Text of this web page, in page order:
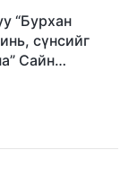
“Бурхан
сүнсийг
Сайн